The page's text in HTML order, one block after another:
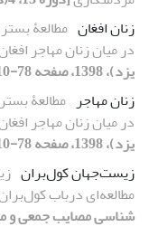
زنان افغان مطالعۀ‌
در میان زنان مهاجر
یزد)، 1398، صفحه 78-110]
زنان مهاجر مطالعۀ‌
در میان زنان مهاجر
یزد)، 1398، صفحه 78-110]
زیست‌جهان کول‌بران
مطالعه‌ای درباب
شناسی مصایب جمعی و مدیریت